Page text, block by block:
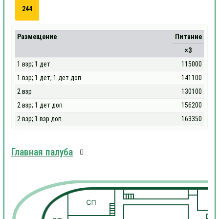
244
Размещение
Питание
×3
1 взр; 1 дет
115000
1 взр; 1 дет; 1 дет доп
141100
2 взр
130100
2 взр; 1 дет доп
156200
2 взр; 1 взр доп
163350
Главная палуба